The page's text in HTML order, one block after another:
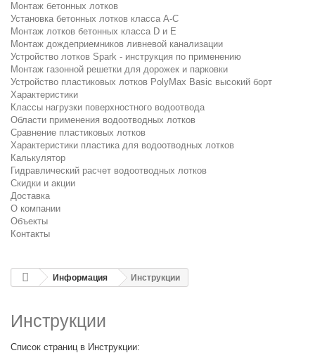
Монтаж бетонных лотков
Установка бетонных лотков класса A-C
Монтаж лотков бетонных класса D и E
Монтаж дождеприемников ливневой канализации
Устройство лотков Spark - инструкция по применению
Монтаж газонной решетки для дорожек и парковки
Устройство пластиковых лотков PolyMax Basic высокий борт
Характеристики
Классы нагрузки поверхностного водоотвода
Области применения водоотводных лотков
Сравнение пластиковых лотков
Характеристики пластика для водоотводных лотков
Калькулятор
Гидравлический расчет водоотводных лотков
Скидки и акции
Доставка
О компании
Объекты
Контакты
Информация Инструкции
Инструкции
Список страниц в Инструкции: